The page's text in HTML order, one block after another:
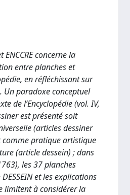
concerne la
entre planches et
en réfléchissant sur
Un paradoxe conceptuel
de l’Encyclopédie (vol. IV,
est présenté soit
(articles dessiner
comme pratique artistique
(article dessein) ; dans
les 37 planches
et les explications
limitent à considérer la